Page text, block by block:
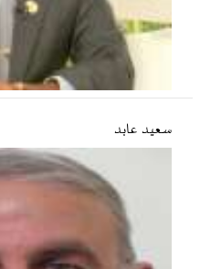
سعید عابد